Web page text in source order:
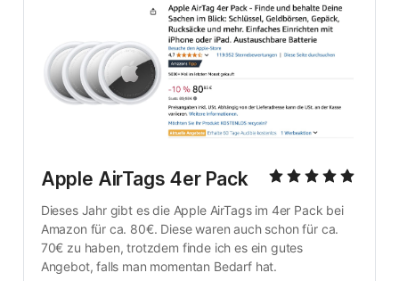
Apple AirTags 4er Pack
Dieses Jahr gibt es die Apple AirTags im 4er Pack bei
Amazon für ca. 80€. Diese waren auch schon für ca.
70€ zu haben, trotzdem finde ich es ein gutes
Angebot, falls man momentan Bedarf hat.